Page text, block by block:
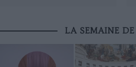
LA SEMAINE